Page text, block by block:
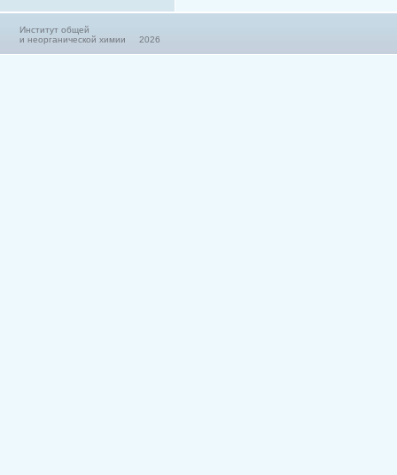
Институт общей
и неорганической химии 2026